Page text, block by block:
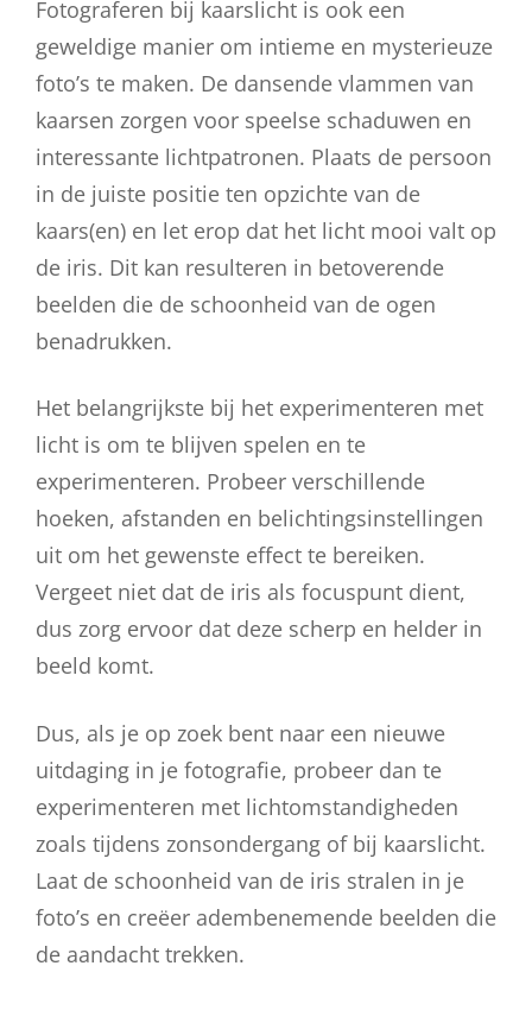
Fotograferen bij kaarslicht is ook een
geweldige manier om intieme en mysterieuze
foto’s te maken. De dansende vlammen van
kaarsen zorgen voor speelse schaduwen en
interessante lichtpatronen. Plaats de persoon
in de juiste positie ten opzichte van de
kaars(en) en let erop dat het licht mooi valt op
de iris. Dit kan resulteren in betoverende
beelden die de schoonheid van de ogen
benadrukken.
Het belangrijkste bij het experimenteren met
licht is om te blijven spelen en te
experimenteren. Probeer verschillende
hoeken, afstanden en belichtingsinstellingen
uit om het gewenste effect te bereiken.
Vergeet niet dat de iris als focuspunt dient,
dus zorg ervoor dat deze scherp en helder in
beeld komt.
Dus, als je op zoek bent naar een nieuwe
uitdaging in je fotografie, probeer dan te
experimenteren met lichtomstandigheden
zoals tijdens zonsondergang of bij kaarslicht.
Laat de schoonheid van de iris stralen in je
foto’s en creëer adembenemende beelden die
de aandacht trekken.